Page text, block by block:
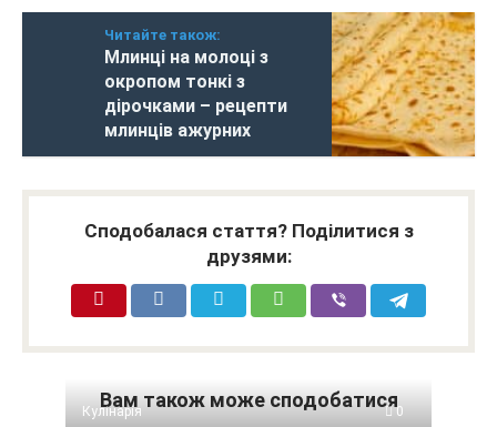
Читайте також:
Млинці на молоці з
окропом тонкі з
дірочками – рецепти
млинців ажурних
Сподобалася стаття? Поділитися з
друзями:
Вам також може сподобатися
Кулінарія 0